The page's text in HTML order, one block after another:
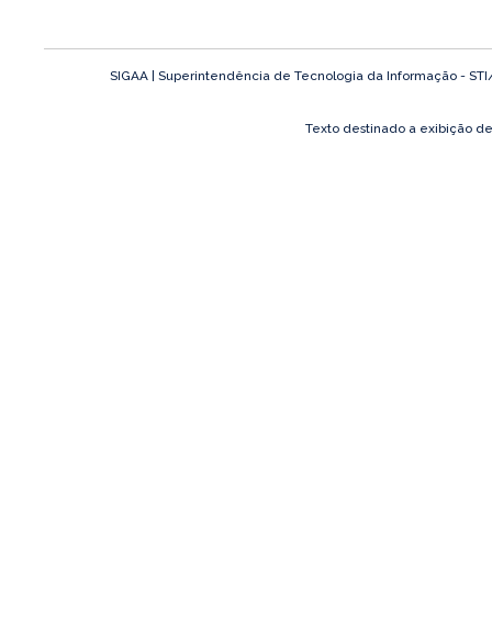
SIGAA | Superintendência de Tecnologia da Informação -
Texto destinado a exibição